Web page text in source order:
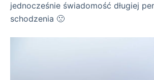
jednocześnie świadomość długiej
schodzenia 🙁